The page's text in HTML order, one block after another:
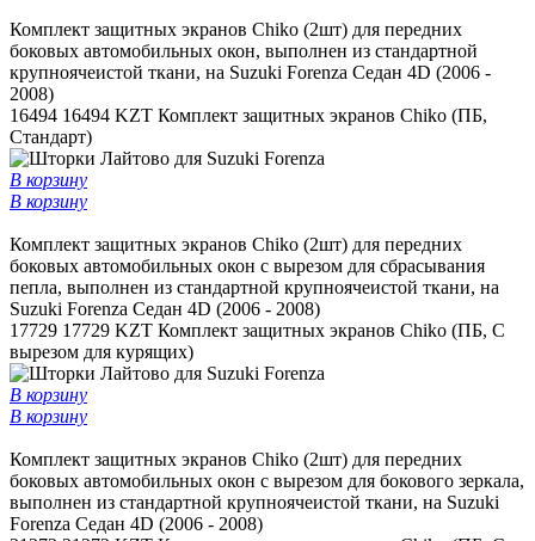
Комплект защитных экранов Chiko (2шт) для передних
боковых автомобильных окон, выполнен из стандартной
крупноячеистой ткани, на Suzuki Forenza Седан 4D (2006 -
2008)
16494 16494 KZT Комплект защитных экранов Chiko (ПБ,
Стандарт)
В корзину
В корзину
Комплект защитных экранов Chiko (2шт) для передних
боковых автомобильных окон c вырезом для сбрасывания
пепла, выполнен из стандартной крупноячеистой ткани, на
Suzuki Forenza Седан 4D (2006 - 2008)
17729 17729 KZT Комплект защитных экранов Chiko (ПБ, С
вырезом для курящих)
В корзину
В корзину
Комплект защитных экранов Chiko (2шт) для передних
боковых автомобильных окон с вырезом для бокового зеркала,
выполнен из стандартной крупноячеистой ткани, на Suzuki
Forenza Седан 4D (2006 - 2008)